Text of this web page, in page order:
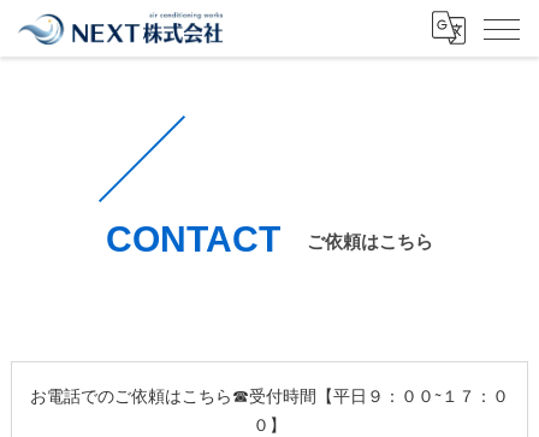
ご依頼はこちら
CONTACT
お電話でのご依頼はこちら☎受付時間【平日９：００~１７：０
０】